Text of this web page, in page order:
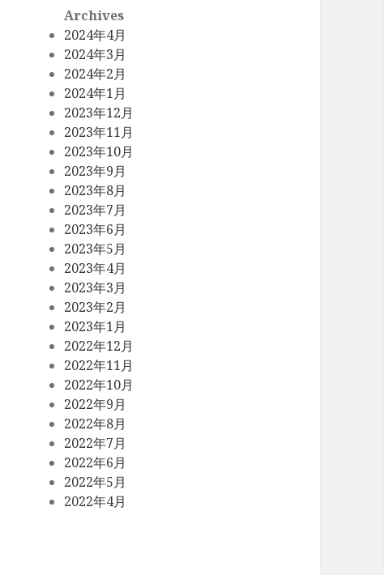
Archives
2024年4月
2024年3月
2024年2月
2024年1月
2023年12月
2023年11月
2023年10月
2023年9月
2023年8月
2023年7月
2023年6月
2023年5月
2023年4月
2023年3月
2023年2月
2023年1月
2022年12月
2022年11月
2022年10月
2022年9月
2022年8月
2022年7月
2022年6月
2022年5月
2022年4月